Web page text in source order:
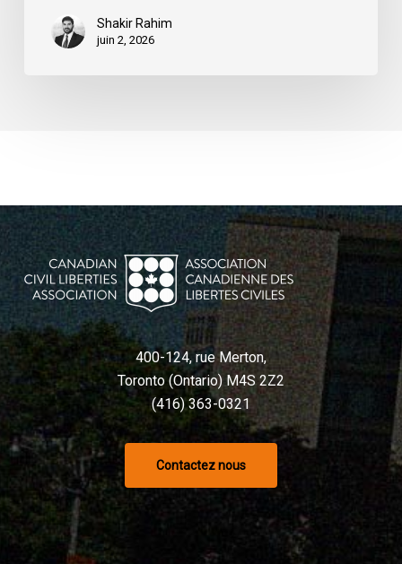
Shakir Rahim
juin 2, 2026
400-124, rue Merton,
Toronto (Ontario) M4S 2Z2
(416) 363-0321
Contactez nous